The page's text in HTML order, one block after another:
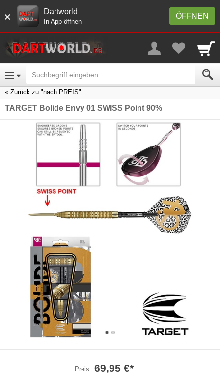
× ÖFFNEN
Dartworld
In App öffnen
Zurück zu "nach PREIS"
TARGET Bolide Envy 01 SWISS Point 90%
Preis 69,95 €*